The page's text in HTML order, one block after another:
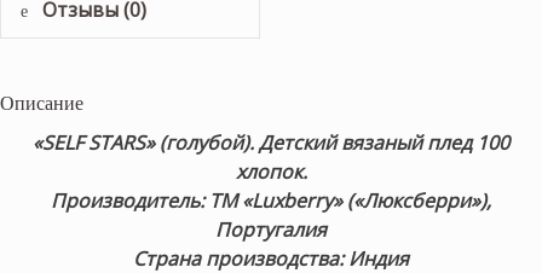
Отзывы (0)
Описание
«SELF STARS» (голубой). Детский вязаный плед 100
хлопок.
Производитель: ТМ «Luxberry» («Люксберри»),
Португалия
Страна производства: Индия